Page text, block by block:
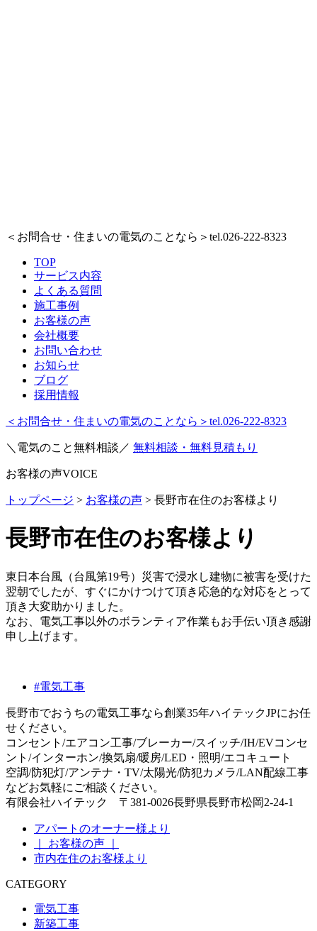
＜お問合せ・住まいの電気のことなら＞ tel.026-222-8323
TOP
サービス内容
よくある質問
施工事例
お客様の声
会社概要
お問い合わせ
お知らせ
ブログ
採用情報
＜お問合せ・住まいの電気のことなら＞ tel.026-222-8323
＼電気のこと無料相談／ 無料相談・無料見積もり
お客様の声VOICE
トップページ > お客様の声 > 長野市在住のお客様より
長野市在住のお客様より
東日本台風（台風第19号）災害で浸水し建物に被害を受けた
翌朝でしたが、すぐにかけつけて頂き応急的な対応をとって
頂き大変助かりました。
なお、電気工事以外のボランティア作業もお手伝い頂き感謝
申し上げます。
#電気工事
長野市でおうちの電気工事なら創業35年ハイテックJPにお任
せください。
コンセント/エアコン工事/ブレーカー/スイッチ/IH/EVコンセ
ント/インターホン/換気扇/暖房/LED・照明/エコキュート
空調/防犯灯/アンテナ・TV/太陽光/防犯カメラ/LAN配線工事
などお気軽にご相談ください。
有限会社ハイテック 〒381-0026長野県長野市松岡2-24-1
アパートのオーナー様より
｜ お客様の声 ｜
市内在住のお客様より
CATEGORY
電気工事
新築工事